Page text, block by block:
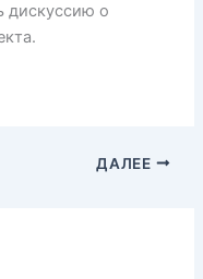
дискуссию о
ДАЛЕЕ